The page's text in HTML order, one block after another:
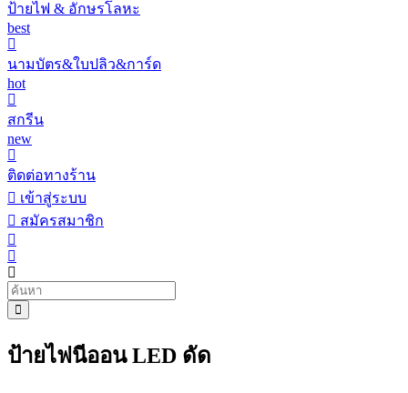
ป้ายไฟ & อักษรโลหะ
best
นามบัตร&ใบปลิว&การ์ด
hot
สกรีน
new
ติดต่อทางร้าน
เข้าสู่ระบบ
สมัครสมาชิก
ป้ายไฟนีออน LED ดัด